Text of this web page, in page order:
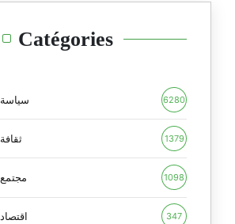
Catégories
سياسة 6280
ثقافة 1379
مجتمع 1098
اقتصاد 347